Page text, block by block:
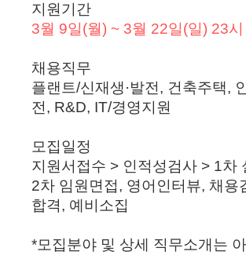
지원기간
3월 9일(월) ~ 3월 22일(일) 23시
채용직무
플랜트/신재생·발전, 건축주택,
전, R&D, IT/경영지원
모집일정
지원서접수 > 인적성검사 > 1차
2차 임원면접, 영어인터뷰, 채용
합격, 예비소집
*모집분야 및 상세 직무소개는